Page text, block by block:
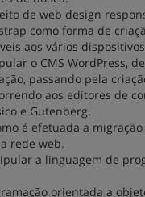
de web design
como forma de
aos vários
o CMS WordPress,
passando pela
aos editores de
e Gutenberg.
é efetuada a
rede web.
a linguagem de
orientada a